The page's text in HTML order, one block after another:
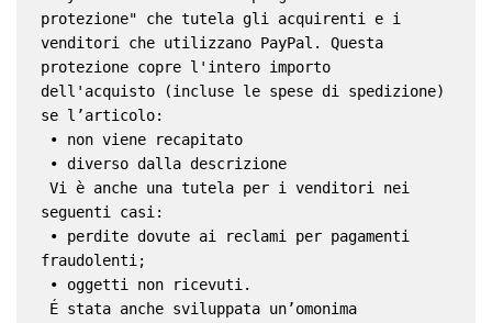
protezione" che tutela gli acquirenti e i
venditori che utilizzano PayPal. Questa
protezione copre l'intero importo
dell'acquisto (incluse le spese di spedizione)
se l’articolo:
• non viene recapitato
• diverso dalla descrizione
Vi è anche una tutela per i venditori nei
seguenti casi:
fraudolenti;
• oggetti non ricevuti.